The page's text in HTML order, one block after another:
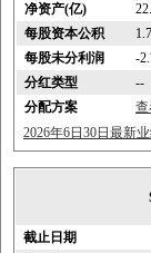
净资产(亿)
每股资本公积
每股未分利润
-
分红类型
--
分配方案
2026年6日30日最新
截止日期